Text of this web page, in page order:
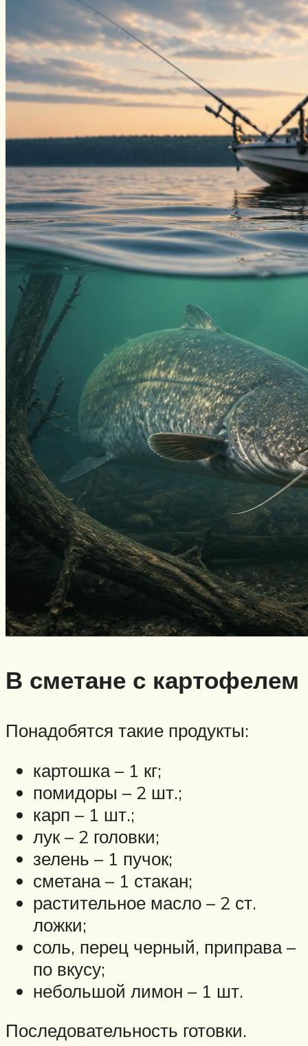
В сметане с картофелем
Понадобятся такие продукты:
картошка – 1 кг;
помидоры – 2 шт.;
карп – 1 шт.;
лук – 2 головки;
зелень – 1 пучок;
сметана – 1 стакан;
растительное масло – 2 ст.
ложки;
соль, перец черный, приправа –
по вкусу;
небольшой лимон – 1 шт.
Последовательность готовки.